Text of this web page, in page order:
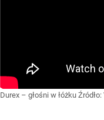
Durex – głośni w łóżku Źródło: